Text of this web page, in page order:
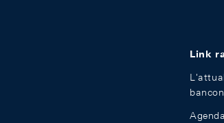
Link
Agenda